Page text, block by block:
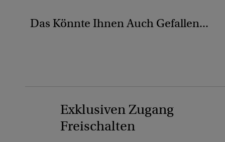
Das Könnte Ihnen Auch Gefallen...
Exklusiven Zugang
Freischalten